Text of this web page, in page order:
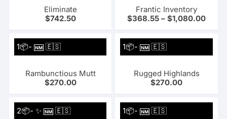
Eliminate
$742.50
Frantic Inventory
$368.55 –$1,080.00
1📦-NM 🇪🇸
Rambunctious Mutt
$270.00
1📦-NM 🇪🇸
Rugged Highlands
$270.00
2📦- ✨NM 🇪🇸 1📦-NM 🇪🇸